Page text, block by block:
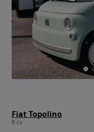
Fiat Topolino
8 cv